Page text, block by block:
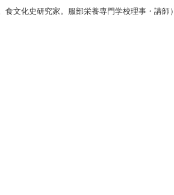
文化史研究家。服部栄養専門学校理事・講師）